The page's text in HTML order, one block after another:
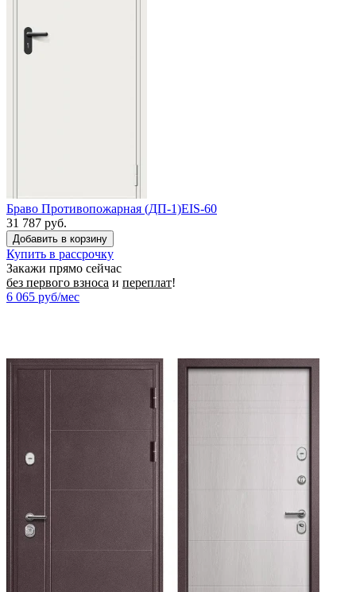
Браво Противопожарная (ДП-1)EIS-60
31 787 руб.
Купить в рассрочку
Закажи прямо сейчас
без первого взноса и переплат!
6 065 руб/мес